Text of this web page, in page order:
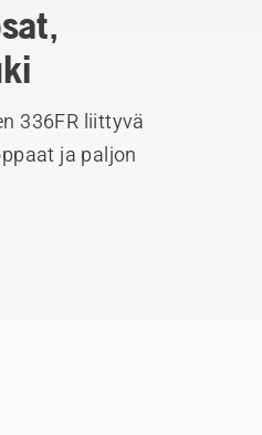
336FR liittyvä
ja paljon